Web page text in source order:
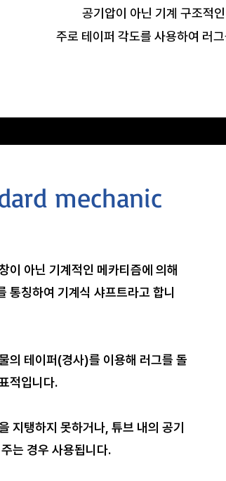
공기압이 아닌 기계 구조적
주로 테이퍼 각도를 사용하여 러
mechanic
이 아닌 기계적인 메카티즘에 의해
통칭하여 기계식 샤프트라고 합니
의 테이퍼(경사)를 이용해 러그를 돌
적입니다.
지탱하지 못하거나, 튜브 내의 공기
는 경우 사용됩니다.